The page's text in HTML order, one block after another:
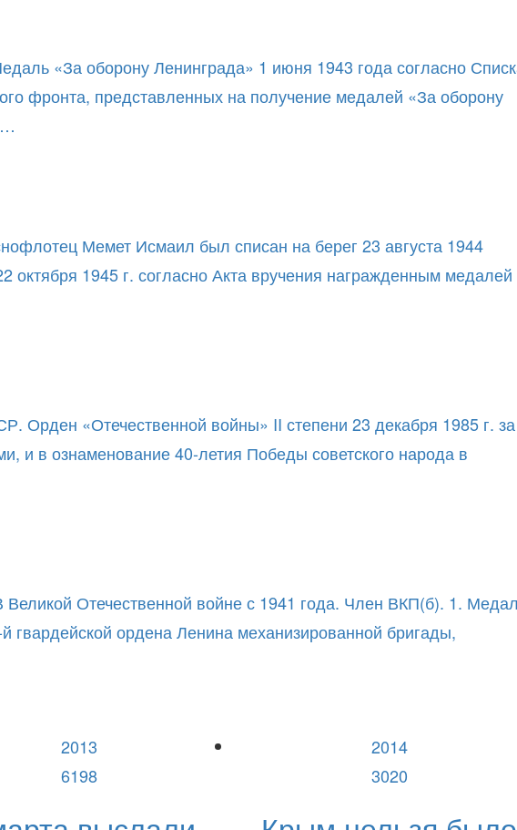
«За оборону Ленинграда» 1 июня 1943 года согласно
фронта, представленных на получение медалей «За оборону
Мемет Исмаил был списан на берег 23 августа 1944
1945 г. согласно Акта вручения награжденным медалей
«Отечественной войны» II степени 23 декабря 1985 г. за
и в ознаменование 40-летия Победы советского народа в
Отечественной войне с 1941 года. Член ВКП(б). 1.
гвардейской ордена Ленина механизированной бригады,
2013
6198
2014
3020